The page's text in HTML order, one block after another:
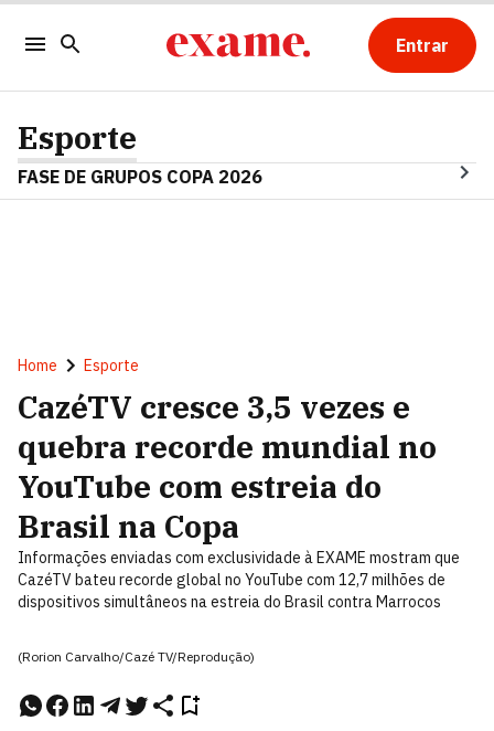
Entrar
Esporte
FASE DE GRUPOS COPA 2026
Home Esporte
CazéTV cresce 3,5 vezes e
quebra recorde mundial no
YouTube com estreia do
Brasil na Copa
Informações enviadas com exclusividade à EXAME mostram que
CazéTV bateu recorde global no YouTube com 12,7 milhões de
dispositivos simultâneos na estreia do Brasil contra Marrocos
(Rorion Carvalho/Cazé TV/Reprodução)